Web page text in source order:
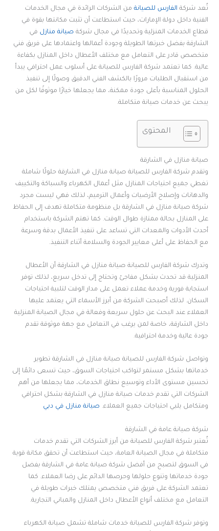
تُعد شركة الفارس للصيانة من الشركات الرائدة في مجال الخدمات
الفنية داخل دولة الإمارات، حيث استطاعت أن تثبت مكانتها بقوة في
قطاع الخدمات المنزلية وتحديدًا في مجال شركة صيانة منازل في
الشارقة بفضل خبرتها الطويلة وجودة أعمالها واعتمادها على فريق فني
متخصص قادر على التعامل مع مختلف الأعطال داخل المنازل بكفاءة
عالية. كما تعتمد شركة الفارس للصيانة على أسلوب عمل احترافي يبدأ
من استقبال الطلبات مرورًا بالكشف الفني الدقيق وصولًا إلى تنفيذ
الحلول المناسبة بأعلى جودة ممكنة، مما يجعلها خيارًا موثوقًا لكل من
يبحث عن خدمات صيانة متكاملة.
المحتوى
صيانة منازل في الشارقة
وتقدم شركة الفارس للصيانة صيانة منازل في الشارقة حلولًا شاملة
تغطي جميع احتياجات المنازل مثل أعمال الكهرباء والسباكة والتكييف
والدهانات وإصلاح الأرضيات وأعمال الترميم، لذلك فهي ليست مجرد
شركة صيانة منازل في الشارقة بل منظومة متكاملة تهدف إلى الحفاظ
على المنازل بحالة ممتازة طوال الوقت. كما تهتم الشركة باستخدام
أحدث الأدوات والمعدات التي تساعد على تنفيذ الأعمال بدقة وسرعة
مع الحفاظ على أعلى معايير الجودة والسلامة أثناء التنفيذ.
وتدرك شركة الفارس للصيانة صيانة منازل في الشارقة أن الأعطال
المنزلية قد تحدث بشكل مفاجئ وتحتاج إلى تدخل سريع، لذلك توفر
استجابة فورية وخدمة عملاء تعمل على مدار الوقت لتلبية احتياجات
السكان. لذلك أصبحت الشركة من أبرز الأسماء التي يعتمد عليها
العملاء عند البحث عن حلول سريعة وفعالة في مجال الصيانة المنزلية
داخل الشارقة، خاصة لمن يرغب في التعامل مع جهة موثوقة تقدم
جودة عالية وخدمة احترافية.
وتواصل شركة الفارس للصيانة صيانة منازل في الشارقة تطوير
خدماتها بشكل مستمر لتواكب احتياجات السوق، حيث تسعى دائمًا إلى
تحسين مستوى الأداء وتوسيع نطاق الخدمات، مما يجعلها من أهم
الشركات التي تقدم خدمات صيانة منازل في الشارقة بشكل احترافي
ومتكامل يلبي احتياجات جميع العملاء. صيانة منازل في دبي
شركة صيانة عامة في الشارقة
تُعتبر شركة الفارس للصيانة من أبرز الشركات التي تقدم خدمات
متكاملة في مجال الصيانة العامة، حيث استطاعت أن تحقق مكانة قوية
في السوق لتصبح من أفضل شركة صيانة عامة في الشارقة بفضل
جودة خدماتها وتنوع حلولها وحرصها الدائم على رضا العملاء. كما
تعتمد الشركة على فريق فني متخصص يمتلك خبرات طويلة في
التعامل مع مختلف أنواع الأعطال داخل المنازل والمباني التجارية.
وتوفر شركة الفارس للصيانة خدمات شاملة تشمل صيانة الكهرباء